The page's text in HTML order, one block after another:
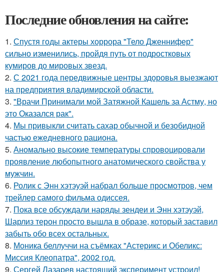
Последние обновления на сайте:
1. Спустя годы актеры хоррора "Тело Дженнифер"
сильно изменились, пройдя путь от подростковых
кумиров до мировых звезд.
2. С 2021 года передвижные центры здоровья выезжают
на предприятия владимирской области.
3. "Врачи Принимали мой Затяжной Кашель за Астму, но
это Оказался рак".
4. Мы привыкли считать сахар обычной и безобидной
частью ежедневного рациона.
5. Аномально высокие температуры спровоцировали
проявление любопытного анатомического свойства у
мужчин.
6. Ролик с Энн хэтэуэй набрал больше просмотров, чем
трейлер самого фильма одиссея.
7. Пока все обсуждали наряды зендеи и Энн хэтэуэй,
Шарлиз терон просто вышла в образе, который заставил
забыть обо всех остальных.
8. Моника беллуччи на съёмках "Астерикс и Обеликс:
Миссия Клеопатра", 2002 год.
9. Сергей Лазарев настоящий эксперимент устроил!